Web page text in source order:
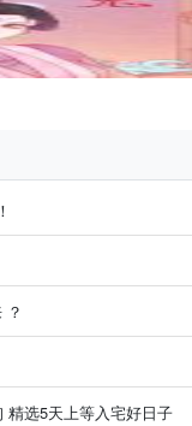
来 ？
精选5天上等入宅好日子